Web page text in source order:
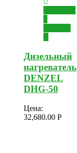
Дизельный
нагреватель
DENZEL
DHG-50
Цена:
32,680.00 Р